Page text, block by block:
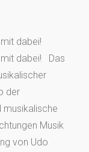
dabei!
mit dabei! Das
der
musikalische
Musik
von Udo